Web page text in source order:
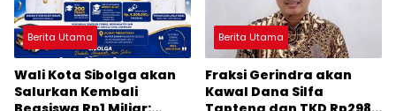
Berita Utama
Wali Kota Sibolga akan
Salurkan Kembali
Berita Utama
Fraksi Gerindra akan
Kawal Dana Silfa